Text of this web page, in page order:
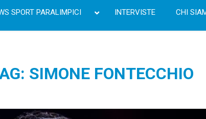
SPORT PARALIMPICI INTERVISTE CHI
SIMONE FONTECCHIO